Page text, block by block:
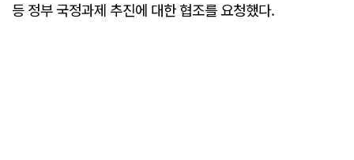
등 정부 국정과제 추진에 대한 협조를 요청했다.